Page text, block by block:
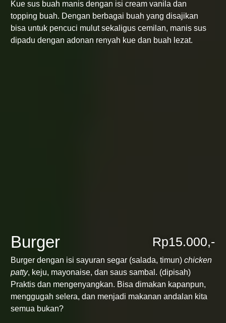
Kue sus buah manis dengan isi cream vanila dan
topping buah. Dengan berbagai buah yang disajikan
bisa untuk pencuci mulut sekaligus cemilan, manis sus
dipadu dengan adonan renyah kue dan buah lezat.
Burger Rp15.000,-
Burger dengan isi sayuran segar (salada, timun) chicken
patty, keju, mayonaise, dan saus sambal. (dipisah)
Praktis dan mengenyangkan. Bisa dimakan kapanpun,
menggugah selera, dan menjadi makanan andalan kita
semua bukan?